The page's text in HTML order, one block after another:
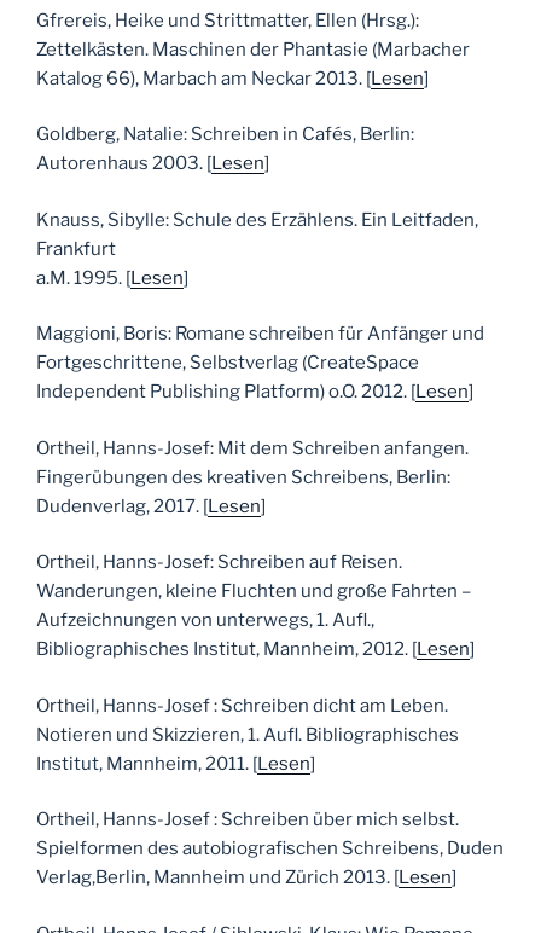
Gfrereis, Heike und Strittmatter, Ellen (Hrsg.):
Zettelkästen. Maschinen der Phantasie (Marbacher
Katalog 66), Marbach am Neckar 2013. [Lesen]
Goldberg, Natalie: Schreiben in Cafés, Berlin:
Autorenhaus 2003. [Lesen]
Knauss, Sibylle: Schule des Erzählens. Ein Leitfaden,
Frankfurt
a.M. 1995. [Lesen]
Maggioni, Boris: Romane schreiben für Anfänger und
Fortgeschrittene, Selbstverlag (CreateSpace
Independent Publishing Platform) o.O. 2012. [Lesen]
Ortheil, Hanns-Josef: Mit dem Schreiben anfangen.
Fingerübungen des kreativen Schreibens, Berlin:
Dudenverlag, 2017. [Lesen]
Ortheil, Hanns-Josef: Schreiben auf Reisen.
Wanderungen, kleine Fluchten und große Fahrten –
Aufzeichnungen von unterwegs, 1. Aufl.,
Bibliographisches Institut, Mannheim, 2012. [Lesen]
Ortheil, Hanns-Josef : Schreiben dicht am Leben.
Notieren und Skizzieren, 1. Aufl. Bibliographisches
Institut, Mannheim, 2011. [Lesen]
Ortheil, Hanns-Josef : Schreiben über mich selbst.
Spielformen des autobiografischen Schreibens, Duden
Verlag,Berlin, Mannheim und Zürich 2013. [Lesen]